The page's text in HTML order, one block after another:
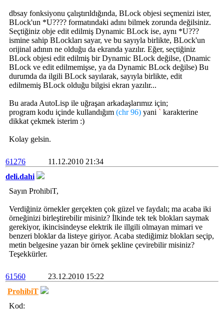
dbsay fonksiyonu çalıştırıldığında, BLock objesi seçmenizi ister,
BLock'un *U???? formatındaki adını bilmek zorunda değilsiniz.
Seçtiğiniz obje edit edilmiş Dynamic BLock ise, aynı *U???
ismine sahip BLockları sayar, ve bu sayıyla birlikte, BLock'un
orijinal adının ne olduğu da ekranda yazılır. Eğer, seçtiğiniz
BLock objesi edit edilmiş bir Dynamic BLock değilse, (Dnamic
BLock ve edit edilmemişse, ya da Dynamic BLock değilse) Bu
durumda da ilgili BLock sayılarak, sayıyla birlikte, edit
edilmemiş BLock olduğu bilgisi ekran yazılır...
Bu arada AutoLisp ile uğraşan arkadaşlarımız için;
program kodu içinde kullandığım (chr 96) yani ` karakterine
dikkat çekmek isterim :)
Kolay gelsin.
61276
11.12.2010 21:34
deli.dahi
Sayın ProhibiT,
Verdiğiniz örnekler gerçekten çok güzel ve faydalı; ma acaba iki
örneğinizi birleştirebilir misiniz? İlkinde tek tek blokları saymak
gerekiyor, ikincisindeyse elektrik ile illgili olmayan mimari ve
benzeri bloklar da listeye giriyor. Acaba stediğimiz blokları seçip,
metin belgesine yazan bir örnek şekline çevirebilir misiniz?
Teşekkürler.
61560
23.12.2010 15:22
ProhibiT
Kod: